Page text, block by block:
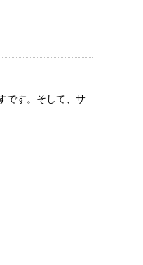
です。そして、サ